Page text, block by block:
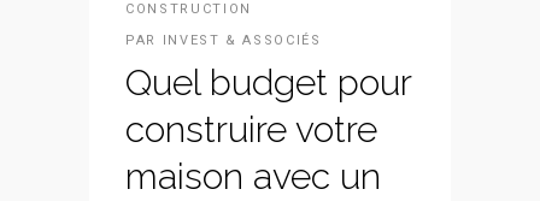
CONSTRUCTION
PAR
INVEST & ASSOCIÉS
Quel budget pour
construire votre
maison avec un